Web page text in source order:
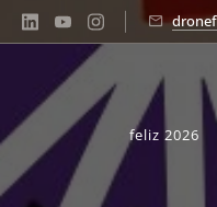
feliz 2026